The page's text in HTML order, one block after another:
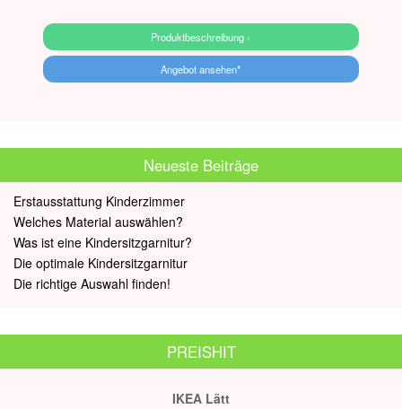
Produktbeschreibung ›
Angebot ansehen*
Neueste Beiträge
Erstausstattung Kinderzimmer
Welches Material auswählen?
Was ist eine Kindersitzgarnitur?
Die optimale Kindersitzgarnitur
Die richtige Auswahl finden!
PREISHIT
IKEA Lätt